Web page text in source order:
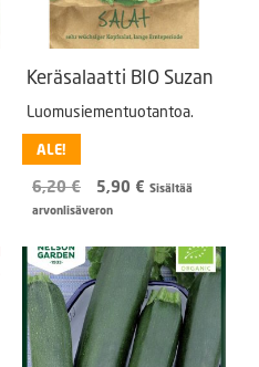
Keräsalaatti BIO Suzan
Luomusiementuotantoa.
ALE!
6,20€
Alkuperäinen
hinta
6,20 €.
5,90 € Nykyinen
5,90 €.
Sisältää
arvonlisäveron